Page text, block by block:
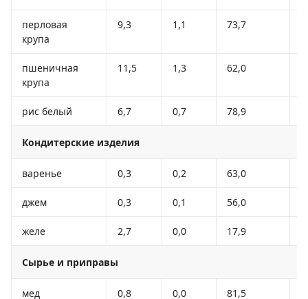
перловая
крупа
9,3 1,1 73,7
пшеничная
крупа
11,5 1,3 62,0
рис белый 6,7 0,7 78,9
Кондитерские изделия
варенье 0,3 0,2 63,0
джем 0,3 0,1 56,0
желе 2,7 0,0 17,9
Сырье и приправы
мед 0,8 0,0 81,5